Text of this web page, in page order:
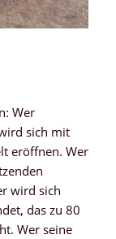
Wer
sich mit
eröffnen. Wer
wird sich
das zu 80
Wer seine